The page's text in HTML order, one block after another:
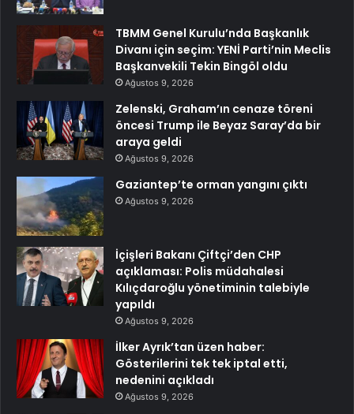
TBMM Genel Kurulu’nda Başkanlık
Divanı için seçim: YENİ Parti’nin Meclis
Başkanvekili Tekin Bingöl oldu
Ağustos 9, 2026
Zelenski, Graham’ın cenaze töreni
öncesi Trump ile Beyaz Saray’da bir
araya geldi
Ağustos 9, 2026
Gaziantep’te orman yangını çıktı
Ağustos 9, 2026
İçişleri Bakanı Çiftçi’den CHP
açıklaması: Polis müdahalesi
Kılıçdaroğlu yönetiminin talebiyle
yapıldı
Ağustos 9, 2026
İlker Ayrık’tan üzen haber:
Gösterilerini tek tek iptal etti,
nedenini açıkladı
Ağustos 9, 2026